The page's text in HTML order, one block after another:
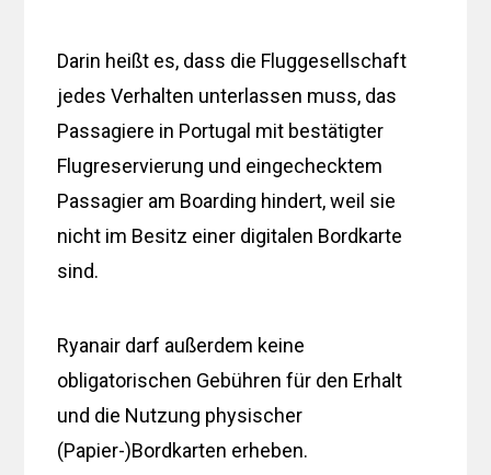
Darin heißt es, dass die Fluggesellschaft
jedes Verhalten unterlassen muss, das
Passagiere in Portugal mit bestätigter
Flugreservierung und eingechecktem
Passagier am Boarding hindert, weil sie
nicht im Besitz einer digitalen Bordkarte
sind.
Ryanair darf außerdem keine
obligatorischen Gebühren für den Erhalt
und die Nutzung physischer
(Papier-)Bordkarten erheben.